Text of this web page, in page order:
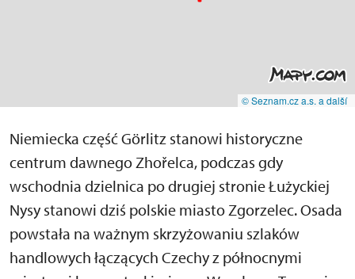
© Seznam.cz a.s. a další
Niemiecka część Görlitz stanowi historyczne
centrum dawnego Zhořelca, podczas gdy
wschodnia dzielnica po drugiej stronie Łużyckiej
Nysy stanowi dziś polskie miasto Zgorzelec. Osada
powstała na ważnym skrzyżowaniu szlaków
handlowych łączących Czechy z północnymi